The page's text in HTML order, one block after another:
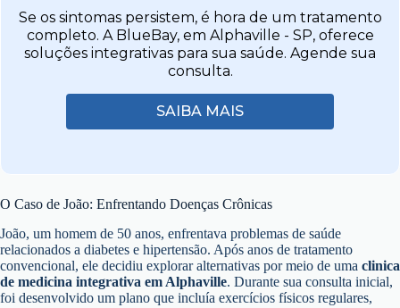
Se os sintomas persistem, é hora de um tratamento
completo. A BlueBay, em Alphaville - SP, oferece
soluções integrativas para sua saúde. Agende sua
consulta.
SAIBA MAIS
O Caso de João: Enfrentando Doenças Crônicas
João, um homem de 50 anos, enfrentava problemas de saúde
relacionados a diabetes e hipertensão. Após anos de tratamento
convencional, ele decidiu explorar alternativas por meio de uma clinica
de medicina integrativa em Alphaville. Durante sua consulta inicial,
foi desenvolvido um plano que incluía exercícios físicos regulares,